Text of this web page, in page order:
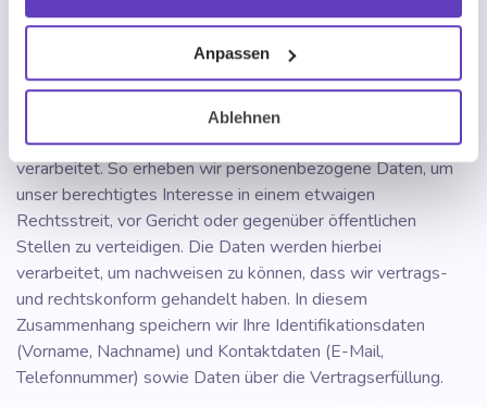
Anpassen
Ablehnen
1.5. Schutz der berechtigten Interessen
In begründeten Fällen werden die personenbezogenen
Daten auch für die Zwecke des Schutzes unserer
berechtigten Interessen gemäß Art. 6 Abs. 1 lit. f) DSGVO
verarbeitet. So erheben wir personenbezogene Daten, um
unser berechtigtes Interesse in einem etwaigen
Rechtsstreit, vor Gericht oder gegenüber öffentlichen
Stellen zu verteidigen. Die Daten werden hierbei
verarbeitet, um nachweisen zu können, dass wir vertrags-
und rechtskonform gehandelt haben. In diesem
Zusammenhang speichern wir Ihre Identifikationsdaten
(Vorname, Nachname) und Kontaktdaten (E-Mail,
Telefonnummer) sowie Daten über die Vertragserfüllung.